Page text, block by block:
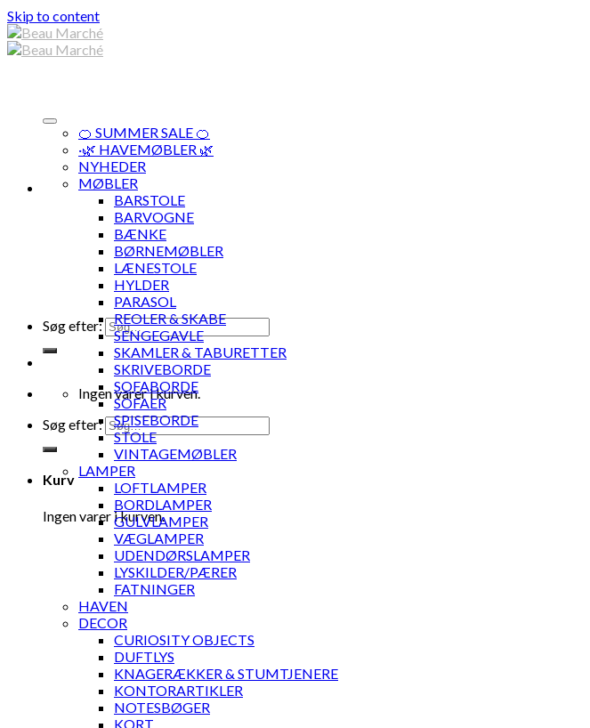
Skip to content
Søg efter:
Ingen varer i kurven.
Søg efter:
Kurv
Ingen varer i kurven.
🍊 SUMMER SALE 🍊
·🌿 HAVEMØBLER 🌿
NYHEDER
MØBLER
BARSTOLE
BARVOGNE
BÆNKE
BØRNEMØBLER
LÆNESTOLE
HYLDER
PARASOL
REOLER & SKABE
SENGEGAVLE
SKAMLER & TABURETTER
SKRIVEBORDE
SOFABORDE
SOFAER
SPISEBORDE
STOLE
VINTAGEMØBLER
LAMPER
LOFTLAMPER
BORDLAMPER
GULVLAMPER
VÆGLAMPER
UDENDØRSLAMPER
LYSKILDER/PÆRER
FATNINGER
HAVEN
DECOR
CURIOSITY OBJECTS
DUFTLYS
KNAGERÆKKER & STUMTJENERE
KONTORARTIKLER
NOTESBØGER
KORT